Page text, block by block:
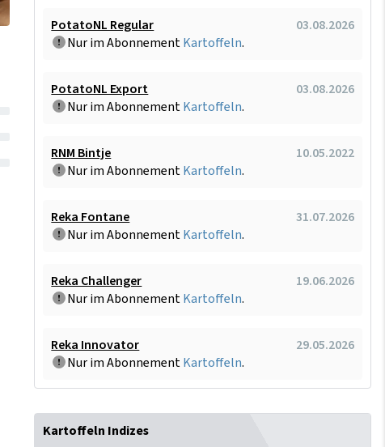
PotatoNL Regular
03.08.2026
Nur im AbonnementKartoffeln.
PotatoNL Export
03.08.2026
Nur im AbonnementKartoffeln.
RNM Bintje
10.05.2022
Nur im AbonnementKartoffeln.
Reka Fontane
31.07.2026
Nur im AbonnementKartoffeln.
Reka Challenger
19.06.2026
Nur im AbonnementKartoffeln.
Reka Innovator
29.05.2026
Nur im AbonnementKartoffeln.
Kartoffeln Indizes